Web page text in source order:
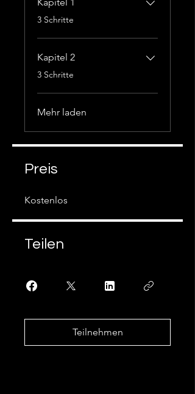
.
3 Schritte
Kapitel 2
.
3 Schritte
Mehr laden
Preis
Kostenlos
Teilen
Teilnehmen